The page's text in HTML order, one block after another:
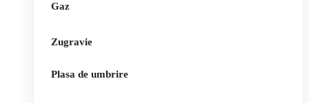
Gaz
Zugravie
Plasa de umbrire